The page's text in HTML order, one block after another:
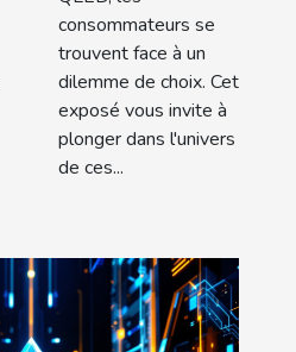
consommateurs se
trouvent face à un
dilemme de choix. Cet
exposé vous invite à
plonger dans l'univers
de ces...